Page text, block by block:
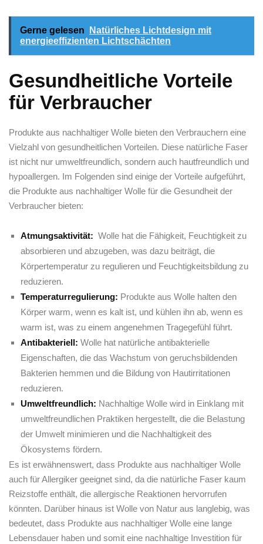
Gerne gelesen
Natürliches Lichtdesign mit
energieeffizienten Lichtschächten
Gesundheitliche Vorteile
für Verbraucher
Produkte aus nachhaltiger Wolle bieten den Verbrauchern​ eine
Vielzahl von gesundheitlichen ‌Vorteilen. Diese natürliche Faser ​
ist ⁣nicht‍ nur umweltfreundlich, ‌sondern auch​ hautfreundlich‍ und⁣
hypoallergen. Im Folgenden sind⁣ einige der Vorteile aufgeführt,‌
die Produkte aus nachhaltiger Wolle für die ‍Gesundheit‌ der
Verbraucher bieten:
Atmungsaktivität: ⁣ Wolle hat die Fähigkeit, Feuchtigkeit zu
absorbieren‍ und abzugeben, ‌was dazu beiträgt, die
Körpertemperatur ⁢zu regulieren und Feuchtigkeitsbildung zu
reduzieren.
Temperaturregulierung: Produkte⁤ aus Wolle halten ⁤den
Körper warm, wenn es ⁣kalt ist, und kühlen ihn ab, wenn es
warm ist,⁣ was​ zu einem ⁢angenehmen Tragegefühl führt.
Antibakteriell: Wolle hat natürliche antibakterielle
Eigenschaften, die das Wachstum von geruchsbildenden
Bakterien hemmen und die ⁤Bildung von⁣ Hautirritationen⁤
reduzieren.
Umweltfreundlich: Nachhaltige Wolle wird ⁣in Einklang mit
umweltfreundlichen ⁤Praktiken ​hergestellt, die die Belastung⁤
der Umwelt ⁣minimieren und ‌die Nachhaltigkeit⁤ des‍
Ökosystems‍ fördern.
Es ist erwähnenswert, dass Produkte⁤ aus ⁤nachhaltiger Wolle
auch für Allergiker ⁣geeignet sind, da die natürliche Faser kaum
Reizstoffe‌ enthält, die ⁤allergische Reaktionen hervorrufen⁢
könnten. Darüber hinaus ist ‌Wolle von ‌Natur aus langlebig,‌ was⁤
bedeutet, dass Produkte aus nachhaltiger ‌Wolle eine lange
Lebensdauer haben ‍und somit‌ eine⁤ nachhaltige Investition für